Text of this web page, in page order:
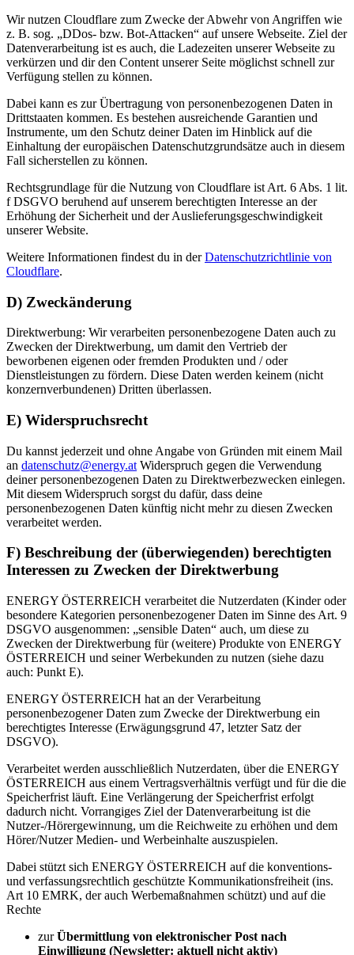
Wir nutzen Cloudflare zum Zwecke der Abwehr von Angriffen wie
z. B. sog. „DDos- bzw. Bot-Attacken“ auf unsere Webseite. Ziel der
Datenverarbeitung ist es auch, die Ladezeiten unserer Webseite zu
verkürzen und dir den Content unserer Seite möglichst schnell zur
Verfügung stellen zu können.
Dabei kann es zur Übertragung von personenbezogenen Daten in
Drittstaaten kommen. Es bestehen ausreichende Garantien und
Instrumente, um den Schutz deiner Daten im Hinblick auf die
Einhaltung der europäischen Datenschutzgrundsätze auch in diesem
Fall sicherstellen zu können.
Rechtsgrundlage für die Nutzung von Cloudflare ist Art. 6 Abs. 1 lit.
f DSGVO beruhend auf unserem berechtigten Interesse an der
Erhöhung der Sicherheit und der Auslieferungsgeschwindigkeit
unserer Website.
Weitere Informationen findest du in derDatenschutzrichtlinie von
Cloudflare.
D) Zweckänderung
Direktwerbung: Wir verarbeiten personenbezogene Daten auch zu
Zwecken der Direktwerbung, um damit den Vertrieb der
beworbenen eigenen oder fremden Produkten und / oder
Dienstleistungen zu fördern. Diese Daten werden keinem (nicht
konzernverbundenen) Dritten überlassen.
E) Widerspruchsrecht
Du kannst jederzeit und ohne Angabe von Gründen mit einem Mail
an datenschutz@energy.at Widerspruch gegen die Verwendung
deiner personenbezogenen Daten zu Direktwerbezwecken einlegen.
Mit diesem Widerspruch sorgst du dafür, dass deine
personenbezogenen Daten künftig nicht mehr zu diesen Zwecken
verarbeitet werden.
F) Beschreibung der (überwiegenden) berechtigten
Interessen zu Zwecken der Direktwerbung
ENERGY ÖSTERREICH verarbeitet die Nutzerdaten (Kinder oder
besondere Kategorien personenbezogener Daten im Sinne des Art. 9
DSGVO ausgenommen: „sensible Daten“ auch, um diese zu
Zwecken der Direktwerbung für (weitere) Produkte von ENERGY
ÖSTERREICH und seiner Werbekunden zu nutzen (siehe dazu
auch: Punkt E).
ENERGY ÖSTERREICH hat an der Verarbeitung
personenbezogener Daten zum Zwecke der Direktwerbung ein
berechtigtes Interesse (Erwägungsgrund 47, letzter Satz der
DSGVO).
Verarbeitet werden ausschließlich Nutzerdaten, über die ENERGY
ÖSTERREICH aus einem Vertragsverhältnis verfügt und für die die
Speicherfrist läuft. Eine Verlängerung der Speicherfrist erfolgt
dadurch nicht. Vorrangiges Ziel der Datenverarbeitung ist die
Nutzer-/Hörergewinnung, um die Reichweite zu erhöhen und dem
Hörer/Nutzer Medien- und Werbeinhalte auszuspielen.
Dabei stützt sich ENERGY ÖSTERREICH auf die konventions-
und verfassungsrechtlich geschützte Kommunikationsfreiheit (ins.
Art 10 EMRK, der auch Werbemaßnahmen schützt) und auf die
Rechte
zurÜbermittlung von elektronischer Post nach
Einwilligung (Newsletter: aktuell nicht aktiv)